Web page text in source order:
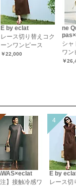
E by eclat
レース切り替えコク
ーンワンピース
￥22,000
ne
シャ
ワン
￥
注】接触冷感ワ
E by
レース切